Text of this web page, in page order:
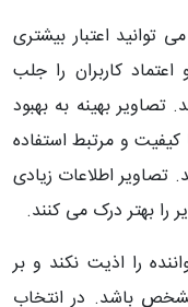
اعتبار بیشتری
کاربران را جلب
تصاویر بهینه به بهبود
و مرتبط استفاده
تصاویر اطلاعات زیادی
را بهتر درک می کنند.
را اذیت نکند و بر
باشد. در انتخاب